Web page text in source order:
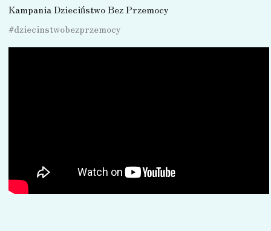
Kampania Dzieciństwo Bez Przemocy
#dziecinstwobezprzemocy